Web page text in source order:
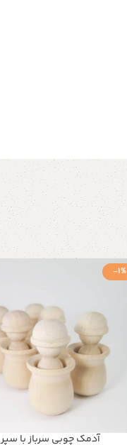
-1%
آدمک چوبی سرباز با سپر